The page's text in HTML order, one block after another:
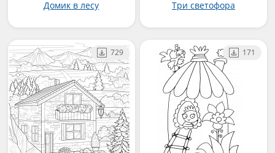
Домик в лесу Три светофора
729 171